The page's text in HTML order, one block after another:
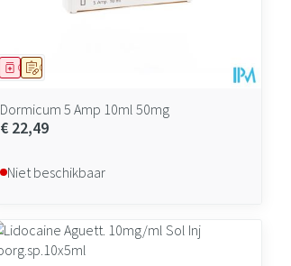
Op voorschrift
Geneesmiddel
Dormicum 5 Amp 10ml 50mg
€ 22,49
Niet beschikbaar